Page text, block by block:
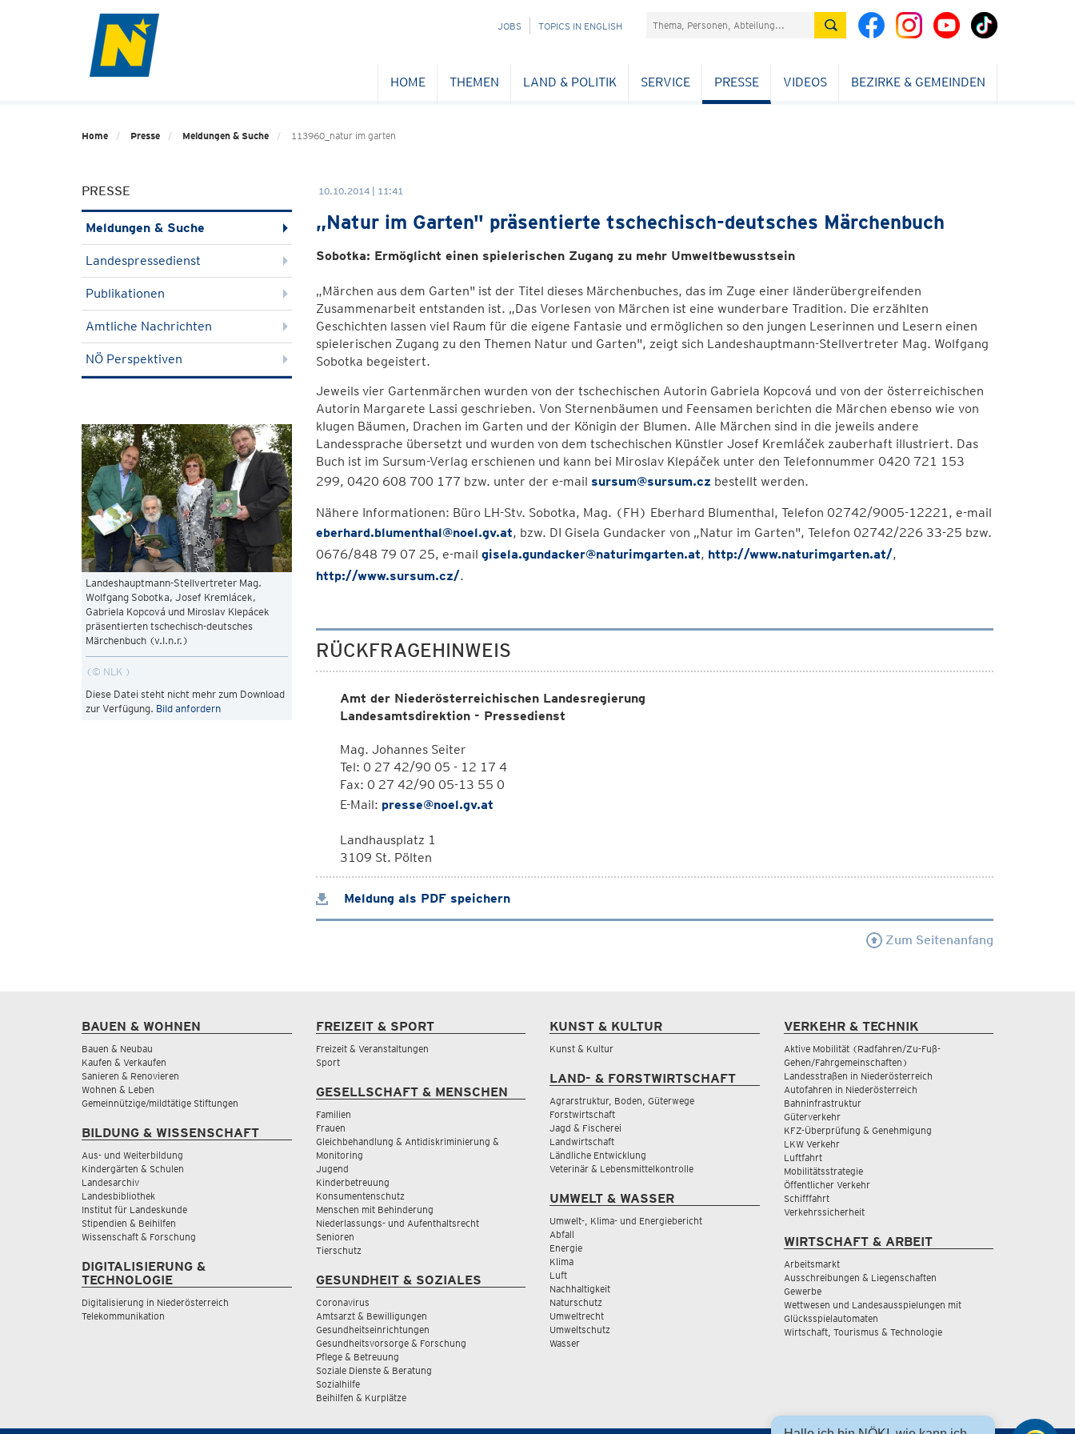
NAVIGATION
JOBS TOPICS IN ENGLISH Suchefeld
HOME THEMEN LAND & POLITIK SERVICE PRESSE VIDEOS BEZIRKE & GEMEINDEN
Home Presse Meldungen & Suche 113960_natur im garten
PRESSE
Meldungen & Suche
Landespressedienst
Publikationen
Amtliche Nachrichten
NÖ Perspektiven
Landeshauptmann-Stellvertreter Mag.
Wolfgang Sobotka, Josef Kremlácek,
Gabriela Kopcová und Miroslav Klepácek
präsentierten tschechisch-deutsches
Märchenbuch (v.l.n.r.)
© NLK
Diese Datei steht nicht mehr zum Download
zur Verfügung. Bild anfordern
10.10.2014 | 11:41
„Natur im Garten" präsentierte tschechisch-deutsches Märchenbuch
Sobotka: Ermöglicht einen spielerischen Zugang zu mehr Umweltbewusstsein
„Märchen aus dem Garten" ist der Titel dieses Märchenbuches, das im Zuge einer länderübergreifenden
Zusammenarbeit entstanden ist. „Das Vorlesen von Märchen ist eine wunderbare Tradition. Die erzählten
Geschichten lassen viel Raum für die eigene Fantasie und ermöglichen so den jungen Leserinnen und Lesern einen
spielerischen Zugang zu den Themen Natur und Garten", zeigt sich Landeshauptmann-Stellvertreter Mag. Wolfgang
Sobotka begeistert.
Jeweils vier Gartenmärchen wurden von der tschechischen Autorin Gabriela Kopcová und von der österreichischen
Autorin Margarete Lassi geschrieben. Von Sternenbäumen und Feensamen berichten die Märchen ebenso wie von
klugen Bäumen, Drachen im Garten und der Königin der Blumen. Alle Märchen sind in die jeweils andere
Landessprache übersetzt und wurden von dem tschechischen Künstler Josef Kremláček zauberhaft illustriert. Das
Buch ist im Sursum-Verlag erschienen und kann bei Miroslav Klepáček unter den Telefonnummer 0420 721 153
299, 0420 608 700 177 bzw. unter der e-mail sursum@sursum.cz bestellt werden.
Nähere Informationen: Büro LH-Stv. Sobotka, Mag. (FH) Eberhard Blumenthal, Telefon 02742/9005-12221, e-mail
eberhard.blumenthal@noel.gv.at, bzw. DI Gisela Gundacker von „Natur im Garten", Telefon 02742/226 33-25 bzw.
0676/848 79 07 25, e-mail gisela.gundacker@naturimgarten.at, http://www.naturimgarten.at/,
http://www.sursum.cz/.
RÜCKFRAGEHINWEIS
Amt der Niederösterreichischen Landesregierung
Landesamtsdirektion - Pressedienst
Mag. Johannes Seiter
Tel: 0 27 42/90 05 - 12 17 4
Fax: 0 27 42/90 05-13 55 0
E-Mail: presse@noel.gv.at
Landhausplatz 1
3109 St. Pölten
Meldung als PDF speichern
Zum Seitenanfang
BAUEN & WOHNEN
Bauen & Neubau
Kaufen & Verkaufen
Sanieren & Renovieren
Wohnen & Leben
Gemeinnützige/mildtätige Stiftungen
BILDUNG & WISSENSCHAFT
Aus- und Weiterbildung
Kindergärten & Schulen
Landesarchiv
Landesbibliothek
Institut für Landeskunde
Stipendien & Beihilfen
Wissenschaft & Forschung
DIGITALISIERUNG &
TECHNOLOGIE
Digitalisierung in Niederösterreich
Telekommunikation
FREIZEIT & SPORT
Freizeit & Veranstaltungen
Sport
GESELLSCHAFT & MENSCHEN
Familien
Frauen
Gleichbehandlung & Antidiskriminierung &
Monitoring
Jugend
Kinderbetreuung
Konsumentenschutz
Menschen mit Behinderung
Niederlassungs- und Aufenthaltsrecht
Senioren
Tierschutz
GESUNDHEIT & SOZIALES
Coronavirus
Amtsarzt & Bewilligungen
Gesundheitseinrichtungen
Gesundheitsvorsorge & Forschung
Pflege & Betreuung
Soziale Dienste & Beratung
Sozialhilfe
Beihilfen & Kurplätze
KUNST & KULTUR
Kunst & Kultur
LAND- & FORSTWIRTSCHAFT
Agrarstruktur, Boden, Güterwege
Forstwirtschaft
Jagd & Fischerei
Landwirtschaft
Ländliche Entwicklung
Veterinär & Lebensmittelkontrolle
UMWELT & WASSER
Umwelt-, Klima- und Energiebericht
Abfall
Energie
Klima
Luft
Nachhaltigkeit
Naturschutz
Umweltrecht
Umweltschutz
Wasser
VERKEHR & TECHNIK
Aktive Mobilität (Radfahren/Zu-Fuß-
Gehen/Fahrgemeinschaften)
Landesstraßen in Niederösterreich
Autofahren in Niederösterreich
Bahninfrastruktur
Güterverkehr
KFZ-Überprüfung & Genehmigung
LKW Verkehr
Luftfahrt
Mobilitätsstrategie
Öffentlicher Verkehr
Schifffahrt
Verkehrssicherheit
WIRTSCHAFT & ARBEIT
Arbeitsmarkt
Ausschreibungen & Liegenschaften
Gewerbe
Wettwesen und Landesausspielungen mit
Glücksspielautomaten
Wirtschaft, Tourismus & Technologie